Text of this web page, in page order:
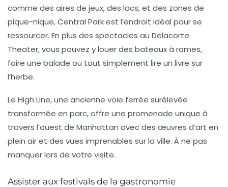
comme des aires de jeux, des lacs, et des zones de
pique-nique, Central Park est l’endroit idéal pour se
ressourcer. En plus des spectacles au Delacorte
Theater, vous pouvez y louer des bateaux à rames,
faire une balade ou tout simplement lire un livre sur
l’herbe.
Le High Line, une ancienne voie ferrée surélevée
transformée en parc, offre une promenade unique à
travers l’ouest de Manhattan avec des œuvres d’art en
plein air et des vues imprenables sur la ville. À ne pas
manquer lors de votre visite.
Assister aux festivals de la gastronomie